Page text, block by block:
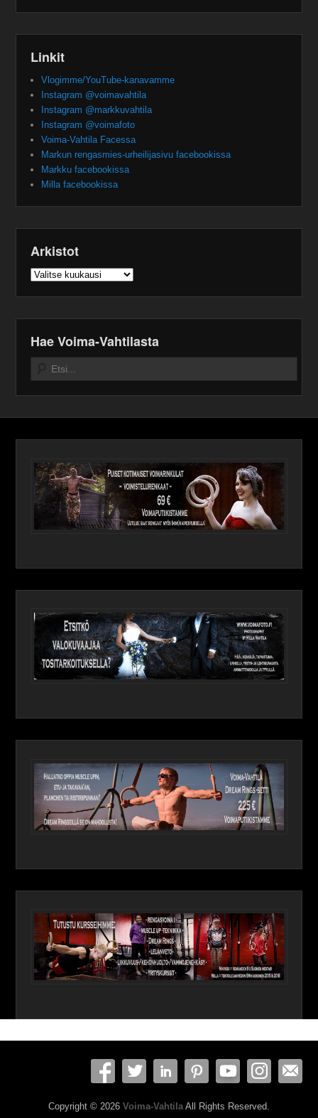
Linkit
Vlogimme/YouTube-kanavamme
Instagram @voimavahtila
Instagram @markkuvahtila
Instagram @voimafoto
Voima-Vahtila Facessa
Markun rengasmies-urheilijasivu facebookissa
Markku facebookissa
Milla facebookissa
Arkistot
Arkistot
Hae Voima-Vahtilasta
Search
Copyright © 2026 Voima-Vahtila All Rights Reserved.